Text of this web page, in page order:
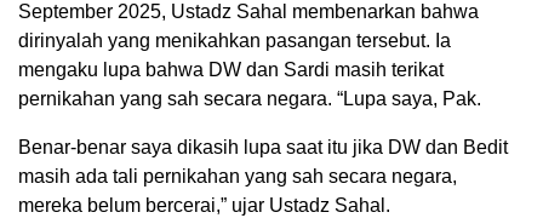
September 2025, Ustadz Sahal membenarkan bahwa
dirinyalah yang menikahkan pasangan tersebut. Ia
mengaku lupa bahwa DW dan Sardi masih terikat
pernikahan yang sah secara negara. “Lupa saya, Pak.
Benar-benar saya dikasih lupa saat itu jika DW dan Bedit
masih ada tali pernikahan yang sah secara negara,
mereka belum bercerai,” ujar Ustadz Sahal.